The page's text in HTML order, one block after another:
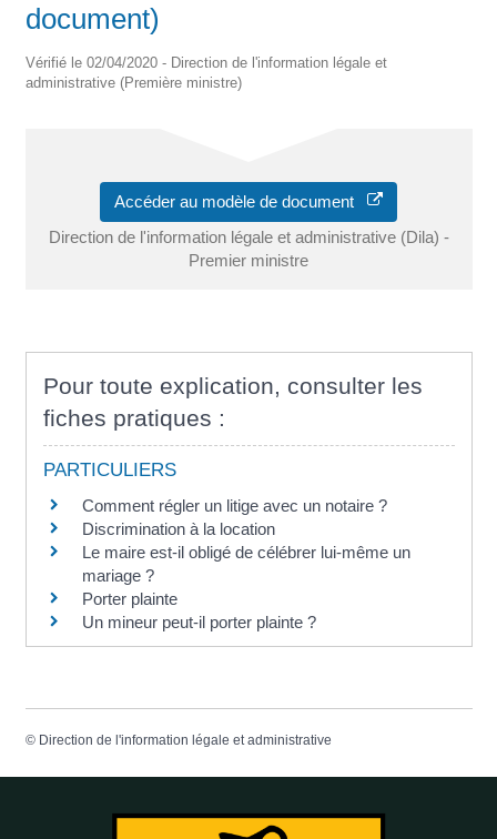
document)
Vérifié le 02/04/2020 - Direction de l'information légale et
administrative (Première ministre)
Accéder au modèle de document
Direction de l'information légale et administrative (Dila) -
Premier ministre
Pour toute explication, consulter les
fiches pratiques :
PARTICULIERS
Comment régler un litige avec un notaire ?
Discrimination à la location
Le maire est-il obligé de célébrer lui-même un
mariage ?
Porter plainte
Un mineur peut-il porter plainte ?
© Direction de l'information légale et administrative